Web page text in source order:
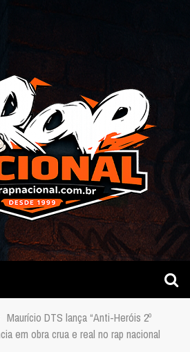
Maurício DTS lança “Anti-Heróis 2º
em obra crua e real no rap nacional